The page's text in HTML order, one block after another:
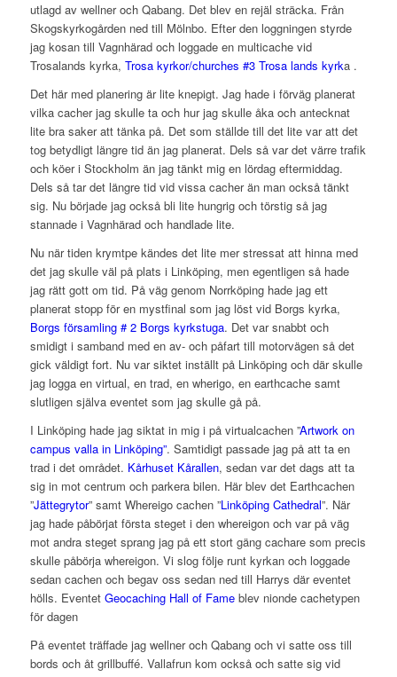
utlagd av wellner och Qabang. Det blev en rejäl sträcka. Från
Skogskyrkogården ned till Mölnbo. Efter den loggningen styrde
jag kosan till Vagnhärad och loggade en multicache vid
Trosalands kyrka, Trosa kyrkor/churches #3 Trosa lands kyrka .
Det här med planering är lite knepigt. Jag hade i förväg planerat
vilka cacher jag skulle ta och hur jag skulle åka och antecknat
lite bra saker att tänka på. Det som ställde till det lite var att det
tog betydligt längre tid än jag planerat. Dels så var det värre trafik
och köer i Stockholm än jag tänkt mig en lördag eftermiddag.
Dels så tar det längre tid vid vissa cacher än man också tänkt
sig. Nu började jag också bli lite hungrig och törstig så jag
stannade i Vagnhärad och handlade lite.
Nu när tiden krymtpe kändes det lite mer stressat att hinna med
det jag skulle väl på plats i Linköping, men egentligen så hade
jag rätt gott om tid. På väg genom Norrköping hade jag ett
planerat stopp för en mystfinal som jag löst vid Borgs kyrka,
Borgs församling # 2 Borgs kyrkstuga. Det var snabbt och
smidigt i samband med en av- och påfart till motorvägen så det
gick väldigt fort. Nu var siktet inställt på Linköping och där skulle
jag logga en virtual, en trad, en wherigo, en earthcache samt
slutligen själva eventet som jag skulle gå på.
I Linköping hade jag siktat in mig i på virtualcachen ”Artwork on
campus valla in Linköping”. Samtidigt passade jag på att ta en
trad i det området. Kårhuset Kårallen, sedan var det dags att ta
sig in mot centrum och parkera bilen. Här blev det Earthcachen
”Jättegrytor” samt Whereigo cachen ”Linköping Cathedral”. När
jag hade påbörjat första steget i den whereigon och var på väg
mot andra steget sprang jag på ett stort gäng cachare som precis
skulle påbörja whereigon. Vi slog följe runt kyrkan och loggade
sedan cachen och begav oss sedan ned till Harrys där eventet
hölls. Eventet Geocaching Hall of Fameblev nionde cachetypen
för dagen
På eventet träffade jag wellner och Qabang och vi satte oss till
bords och åt grillbuffé. Vallafrun kom också och satte sig vid